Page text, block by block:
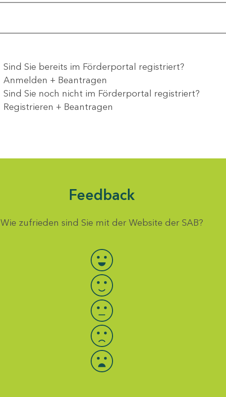
Sind Sie bereits im Förderportal registriert?
Anmelden + Beantragen
Sind Sie noch nicht im Förderportal registriert?
Registrieren + Beantragen
Feedback
Wie zufrieden sind Sie mit der Website der SAB?
Bewertung auswählen